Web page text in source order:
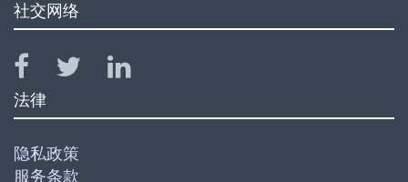
社交网络
法律
隐私政策
服务条款